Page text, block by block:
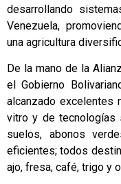
desarrollando
Venezuela,
una agricultura
De la mano de la
el Gobierno
alcanzado excelentes
vitro y de tecnologías
suelos, abonos
eficientes; todos
ajo, fresa, café, trigo y